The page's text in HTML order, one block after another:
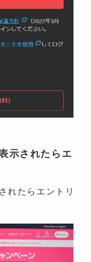
示されたらエ
れたらエントリ